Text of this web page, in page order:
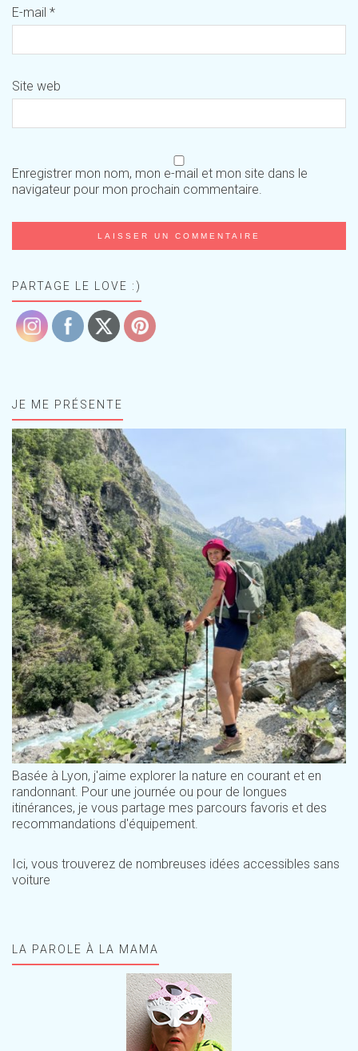
E-mail *
Site web
Enregistrer mon nom, mon e-mail et mon site dans le
navigateur pour mon prochain commentaire.
PARTAGE LE LOVE :)
JE ME PRÉSENTE
Basée à Lyon, j'aime explorer la nature en courant et en
randonnant. Pour une journée ou pour de longues
itinérances, je vous partage mes parcours favoris et des
recommandations d'équipement.
Ici, vous trouverez de nombreuses idées accessibles sans
voiture
LA PAROLE À LA MAMA